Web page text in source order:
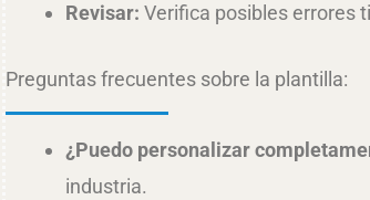
Revisar: Verifica posibles errores
Preguntas frecuentes sobre la plantilla:
¿Puedo personalizar
industria.